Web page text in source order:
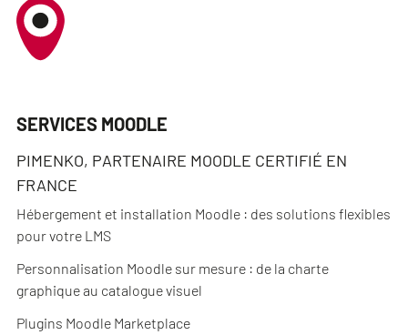
SERVICES MOODLE
PIMENKO, PARTENAIRE MOODLE CERTIFIÉ EN
FRANCE
Hébergement et installation Moodle : des solutions flexibles
pour votre LMS
Personnalisation Moodle sur mesure : de la charte
graphique au catalogue visuel
Plugins Moodle Marketplace